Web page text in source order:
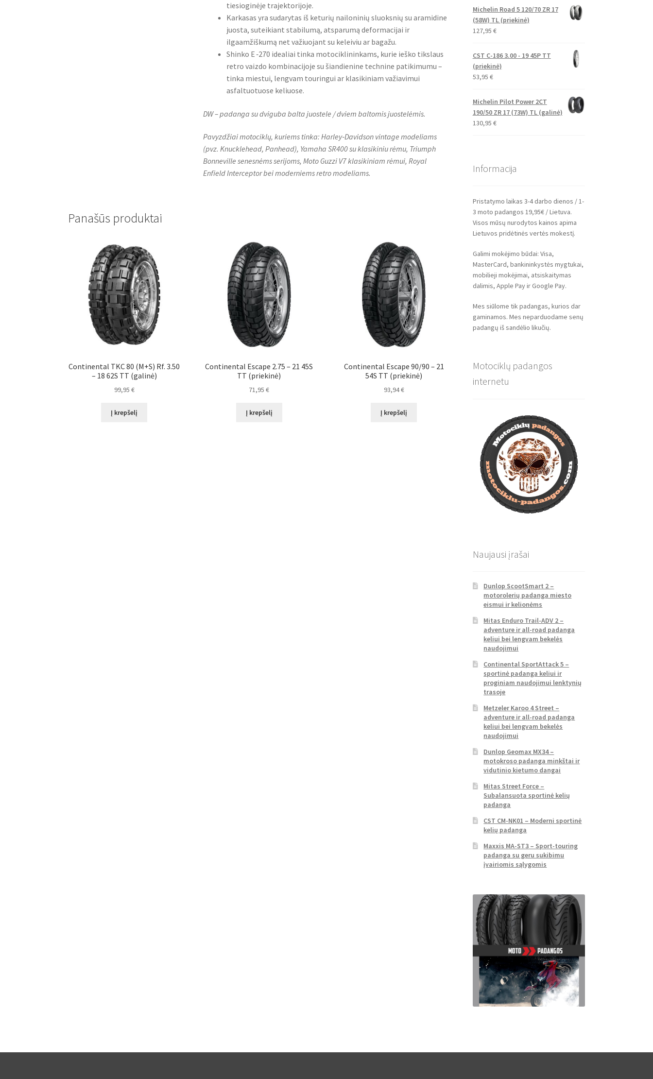
tiesioginėje trajektorijoje.
Karkasas yra sudarytas iš keturių nailoninių sluoksnių su aramidine
juosta, suteikiant stabilumą, atsparumą deformacijai ir
ilgaamžiškumą net važiuojant su keleiviu ar bagažu.
Shinko E ‑270 idealiai tinka motociklininkams, kurie ieško tikslaus
retro vaizdo kombinacijoje su šiandienine technine patikimumu –
tinka miestui, lengvam touringui ar klasikiniam važiavimui
asfaltuotuose keliuose.
DW – padanga su dviguba balta juostele / dviem baltomis juostelėmis.
Pavyzdžiai motociklų, kuriems tinka: Harley‑Davidson vintage modeliams
(pvz. Knucklehead, Panhead), Yamaha SR400 su klasikiniu rėmu, Triumph
Bonneville senesnėms serijoms, Moto Guzzi V7 klasikiniam rėmui, Royal
Enfield Interceptor bei moderniems retro modeliams.
Panašūs produktai
Continental TKC 80 (M+S) Rf. 3.50
– 18 62S TT (galinė)
99,95 €
Į krepšelį
Continental Escape 2.75 – 21 45S
TT (priekinė)
71,95€
Į krepšelį
Continental Escape 90/90 – 21
54S TT (priekinė)
93,94€
Į krepšelį
Michelin Road 5 120/70 ZR 17
(58W) TL (priekinė)
127,95 €
CST C-186 3.00 - 19 45P TT
(priekinė)
53,95 €
Michelin Pilot Power 2CT
190/50 ZR 17 (73W) TL (galinė)
130,95 €
Informacija
Pristatymo laikas 3-4 darbo dienos / 1-
3 moto padangos 19,95€ / Lietuva.
Visos mūsų nurodytos kainos apima
Lietuvos pridėtinės vertės mokestį.
Galimi mokėjimo būdai: Visa,
MasterCard, bankininkystės mygtukai,
mobilieji mokėjimai, atsiskaitymas
dalimis, Apple Pay ir Google Pay.
Mes siūlome tik padangas, kurios dar
gaminamos. Mes neparduodame senų
padangų iš sandėlio likučių.
Motociklų padangos
internetu
Naujausi įrašai
Dunlop ScootSmart 2 –
motorolerių padanga miesto
eismui ir kelionėms
Mitas Enduro Trail-ADV 2 –
adventure ir all-road padanga
keliui bei lengvam bekelės
naudojimui
Continental SportAttack 5 –
sportinė padanga keliui ir
proginiam naudojimui lenktynių
trasoje
Metzeler Karoo 4 Street –
adventure ir all-road padanga
keliui bei lengvam bekelės
naudojimui
Dunlop Geomax MX34 –
motokroso padanga minkštai ir
vidutinio kietumo dangai
Mitas Street Force –
Subalansuota sportinė kelių
padanga
CST CM-NK01 – Moderni sportinė
kelių padanga
Maxxis MA-ST3 – Sport-touring
padanga su geru sukibimu
įvairiomis sąlygomis